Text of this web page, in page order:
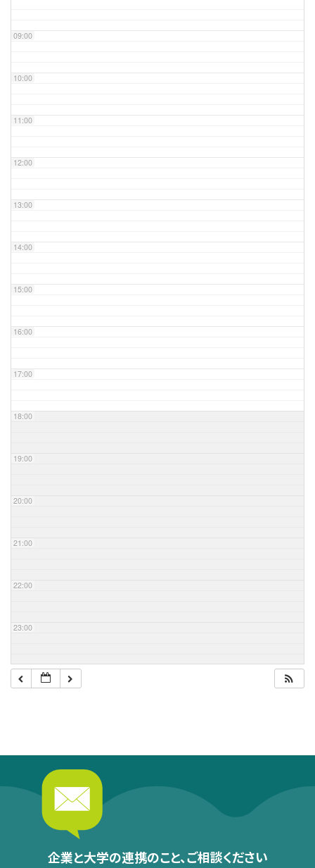
09:00
10:00
11:00
12:00
13:00
14:00
15:00
16:00
17:00
18:00
19:00
20:00
21:00
22:00
23:00
企業と大学の連携のこと、ご相談ください